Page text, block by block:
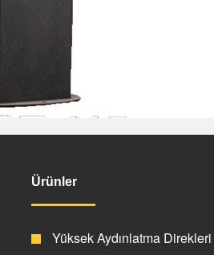
Ürünler
Yüksek Aydınlatma Direkleri